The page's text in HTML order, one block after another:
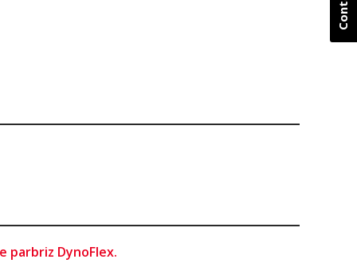
parbriz DynoFlex.